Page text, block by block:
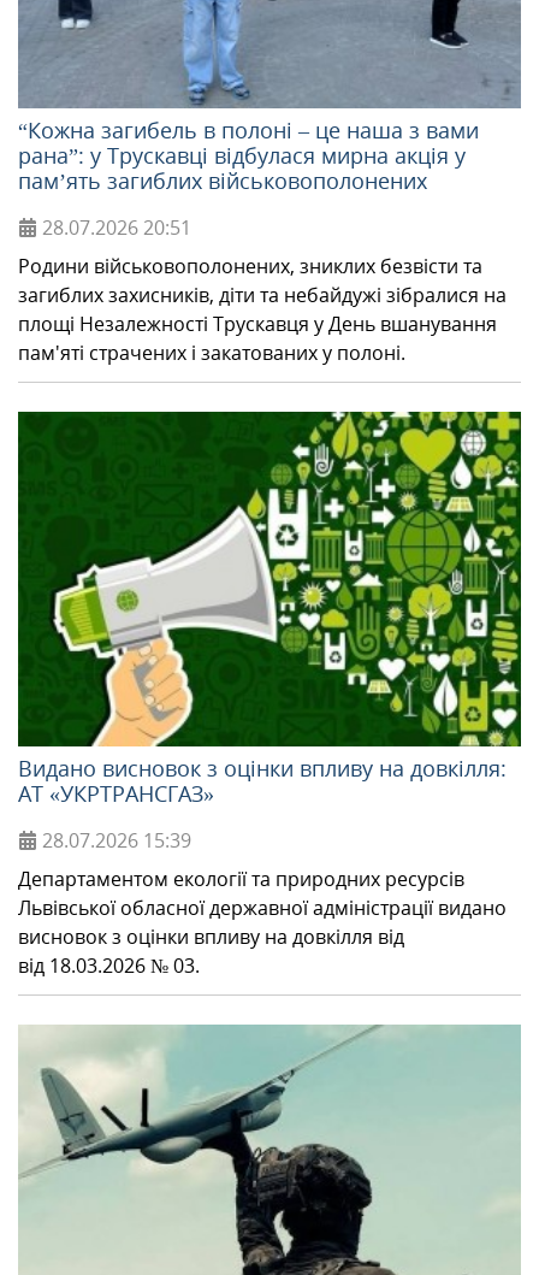
“Кожна загибель в полоні – це наша з вами
рана”: у Трускавці відбулася мирна акція у
пам’ять загиблих військовополонених
28.07.202620:51
Родини військовополонених, зниклих безвісти та
загиблих захисників, діти та небайдужі зібралися на
площі Незалежності Трускавця у День вшанування
пам'яті страчених і закатованих у полоні.
Видано висновок з оцінки впливу на довкілля:
АТ «УКРТРАНСГАЗ»
28.07.2026 15:39
Департаментом екології та природних ресурсів
Львівської обласної державної адміністрації видано
висновок з оцінки впливу на довкілля від
від 18.03.2026 № 03.
МІЖНАРОДНА СПІВПРАЦЯ
ТУРИСТУ
КОНТАКТИ